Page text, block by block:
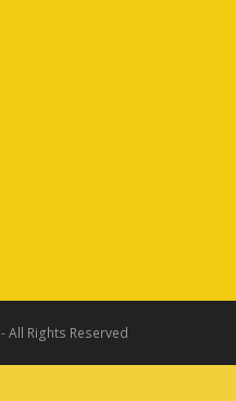
All Rights Reserved